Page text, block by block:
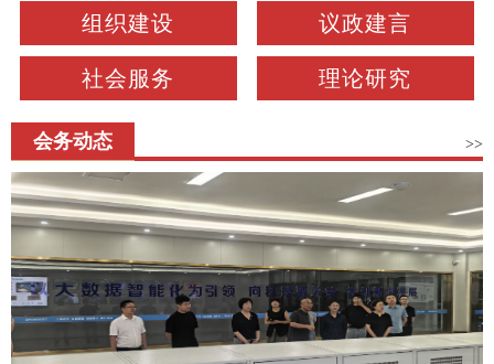
组织建设 议政建言
社会服务 理论研究
会务动态 >>